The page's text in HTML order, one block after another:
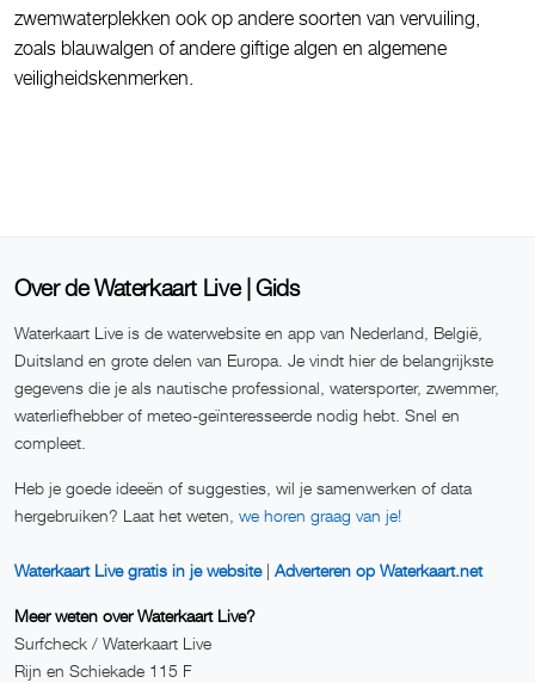
zwemwaterplekken ook op andere soorten van vervuiling,
zoals blauwalgen of andere giftige algen en algemene
veiligheidskenmerken.
Over de Waterkaart Live | Gids
Waterkaart Live is de waterwebsite en app van Nederland, België,
Duitsland en grote delen van Europa. Je vindt hier de belangrijkste
gegevens die je als nautische professional, watersporter, zwemmer,
waterliefhebber of meteo-geïnteresseerde nodig hebt. Snel en
compleet.
Heb je goede ideeën of suggesties, wil je samenwerken of data
hergebruiken? Laat het weten, we horen graag van je!
Waterkaart Live gratis in je website| Adverteren op Waterkaart.net
Meer weten over Waterkaart Live?
Surfcheck / Waterkaart Live
Rijn en Schiekade 115 F